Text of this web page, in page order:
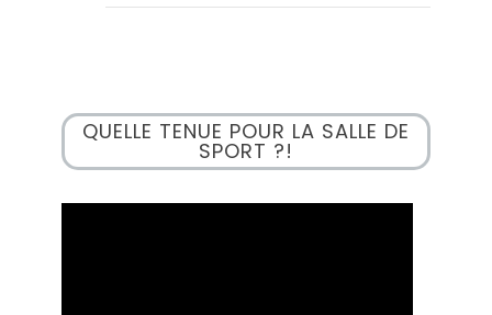
QUELLE TENUE POUR LA SALLE DE
SPORT ?!